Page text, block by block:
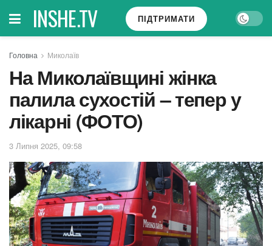
INSHE.TV ПІДТРИМАТИ
Головна Миколаїв
На Миколаївщині жінка
палила сухостій – тепер у
лікарні (ФОТО)
3 Липня 2025, 09:58